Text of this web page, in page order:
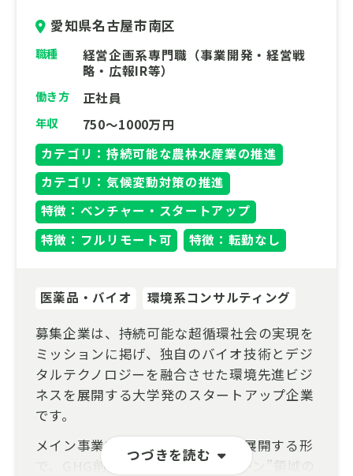
愛知県名古屋市南区
職種
経営企画系専門職（事業開発・経営戦
略・広報IR等）
働き方 正社員
年収
750～1000万円
カテゴリ：持続可能な農林水産業の推進
カテゴリ：気候変動対策の推進
特徴：ベンチャー・スタートアップ
特徴：フルリモート可
特徴：転勤なし
つづきを読む
医薬品・バイオ 環境系コンサルティング
募集企業は、持続可能な超循環社会の実現を
ミッションに掲げ、独自のバイオ技術とデジ
タルテクノロジーを融合させた環境先進ビジ
ネスを展開する大学発のスタートアップ企業
です。
メイン事業であるアグリ事業から展開する形
で、GHG削減を起点とした“グリーン”領域の